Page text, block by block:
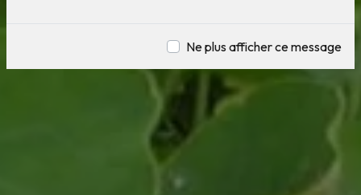
Ne plus afficher ce message